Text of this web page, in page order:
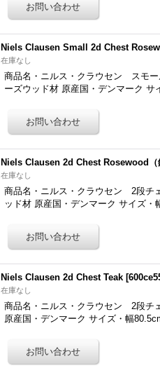
Niels Clausen Small 2d Chest
在庫なし
商品名・ニルス・クラウセン スモー
ーズウッド材 原産国・デンマーク
Niels Clausen 2d Chest Rosewood（
在庫なし
商品名・ニルス・クラウセン 2段チ
ッド材 原産国・デンマーク サイズ
Niels Clausen 2d Chest Teak [
在庫なし
商品名・ニルス・クラウセン 2段チ
原産国・デンマーク サイズ・幅